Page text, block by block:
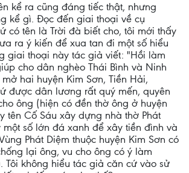
kể ra cũng đáng tiếc thật, nhưng
kể gì. Đọc đến giai thoại về cụ
có tên là Trời đà biết cho, tôi mới thấy
ra ý kiến để xua tan đi một số hiểu
giai thoại này tác giả viết: "Hồi làm
cho dân nghèo Thái Bình và Ninh
hai huyện Kim Sơn, Tiền Hải,
được dân lương rất quý mến, quyên
ông (hiện có đền thờ ông ở huyện
tên Cố Sáu xây dựng nhà thờ Phát
một số lớn đá xanh để xây tiền đình và
Phát Diệm thuộc huyện Kim Sơn có
lại ông, vu cho ông có ý làm
Tôi không hiểu tác giả căn cứ vào sử